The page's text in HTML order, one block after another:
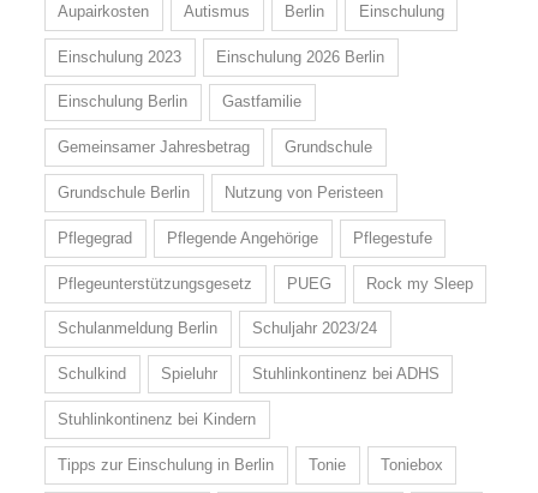
Aupairkosten Autismus Berlin Einschulung
Einschulung 2023 Einschulung 2026 Berlin
Einschulung Berlin Gastfamilie
Gemeinsamer Jahresbetrag Grundschule
Grundschule Berlin Nutzung von Peristeen
Pflegegrad Pflegende Angehörige Pflegestufe
Pflegeunterstützungsgesetz PUEG Rock my Sleep
Schulanmeldung Berlin Schuljahr 2023/24
Schulkind Spieluhr Stuhlinkontinenz bei ADHS
Stuhlinkontinenz bei Kindern
Tipps zur Einschulung in Berlin Tonie Toniebox